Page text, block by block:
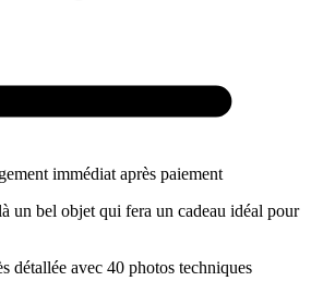
immédiat après paiement
un bel objet qui fera un cadeau idéal pour
détallée avec 40 photos techniques